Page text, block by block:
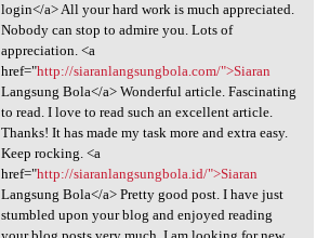
login</a> All your hard work is much appreciated.
Nobody can stop to admire you. Lots of
appreciation. <a
href="http://siaranlangsungbola.com/">Siaran
Langsung Bola</a> Wonderful article. Fascinating
to read. I love to read such an excellent article.
Thanks! It has made my task more and extra easy.
Keep rocking. <a
href="http://siaranlangsungbola.id/">Siaran
Langsung Bola</a> Pretty good post. I have just
stumbled upon your blog and enjoyed reading